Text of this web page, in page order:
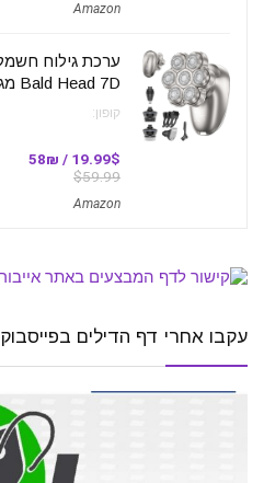
Amazon
Bald Head 7D מגנטית עמידה למים (אפור)
קופון:
19.99$ / 58₪
$59.99
Amazon
עקבו אחרי דף הדילים בפייסבוק